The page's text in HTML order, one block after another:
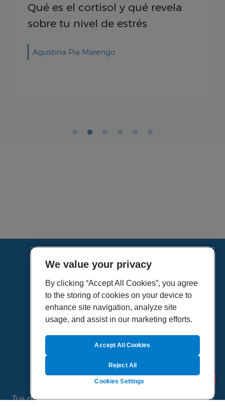
Qué es el cortisol y qué revela
sobre tu nivel de estrés
Agustina Pia Marengo
HOME
VÍDEOS
POLÍTICA DE PRIVACIDAD
POLÍTICA DE COOKIES
MAPA DEL SITIO
QUIENES SOMOS
Tus dudas de salud es un proyecto de Sanitas, todo
We value your privacy
By clicking “Accept All Cookies”, you agree
to the storing of cookies on your device to
enhance site navigation, analyze site
usage, and assist in our marketing efforts.
Cookies Settings
Reject All
Accept All Cookies